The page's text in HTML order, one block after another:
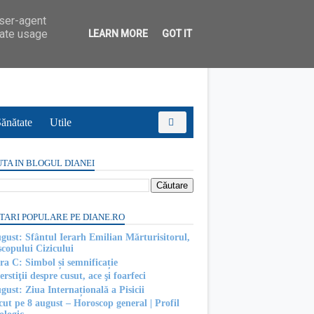
Utile
IN BLOGUL DIANEI
POPULARE PE DIANE.RO
Sfântul Ierarh Emilian Mărturisitorul,
Cizicului
C: Simbol și semnificație
despre cusut, ace şi foarfeci
Ziua Internațională a Pisicii
pe 8 august – Horoscop general | Profil
agent
usage
LEARN MORE GOT IT